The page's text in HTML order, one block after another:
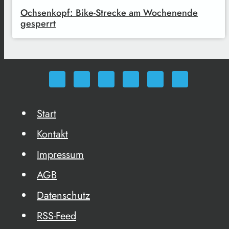
Ochsenkopf: Bike-Strecke am Wochenende
gesperrt
Start
Kontakt
Impressum
AGB
Datenschutz
RSS-Feed